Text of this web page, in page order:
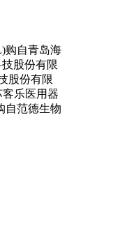
购自青岛海
股份有限
股份有限
客乐医用器
自范德生物